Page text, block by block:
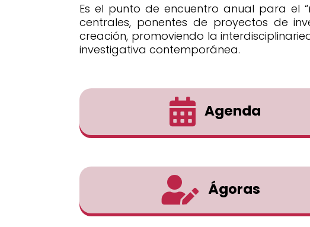
Es el punto de encuentro anual para el
centrales, ponentes de proyectos de
creación, promoviendo la
investigativa contemporánea.
 Agenda
 Ágoras